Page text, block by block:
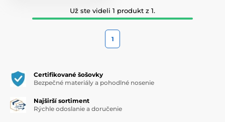
Už ste videli 1 produkt z 1.
1
Certifikované šošovky
Bezpečné materiály a pohodlné nosenie
Najširší sortiment
Rýchle odoslanie a doručenie